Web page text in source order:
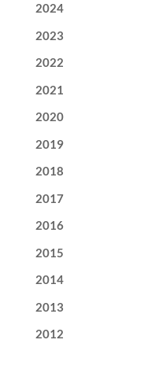
2024
2023
2022
2021
2020
2019
2018
2017
2016
2015
2014
2013
2012